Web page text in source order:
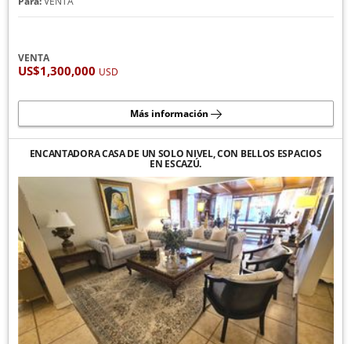
VENTA
US$1,300,000 USD
Más información
ENCANTADORA CASA DE UN SOLO NIVEL, CON BELLOS ESPACIOS
EN ESCAZÚ.